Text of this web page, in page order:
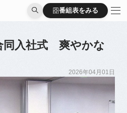
番組表をみる
番組表をみる
同入社式 爽やかな
2026年04月01日